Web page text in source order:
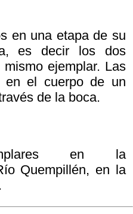
en una etapa de su
es decir los dos
ejemplar. Las
en el cuerpo de un
de la boca.
en la
Quempillén, en la